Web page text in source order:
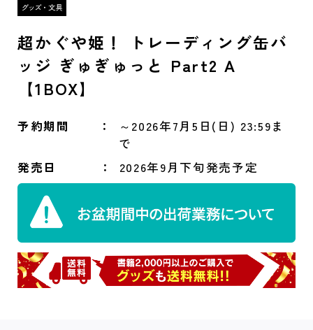
超かぐや姫！ トレーディング缶バ
ッジ ぎゅぎゅっと Part2 A
【1BOX】
予約期間
～2026年7月5日(日) 23:59ま
で
発売日
2026年9月下旬発売予定